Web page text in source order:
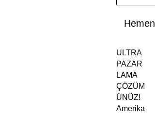
Hemen
ULTRA
PAZAR
LAMA
ÇÖZÜM
ÜNÜZ!
Amerika